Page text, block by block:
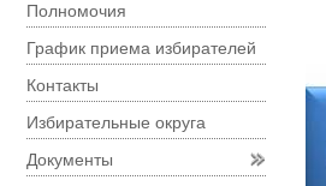
Полномочия
График приема избирателей
Контакты
Избирательные округа
Документы